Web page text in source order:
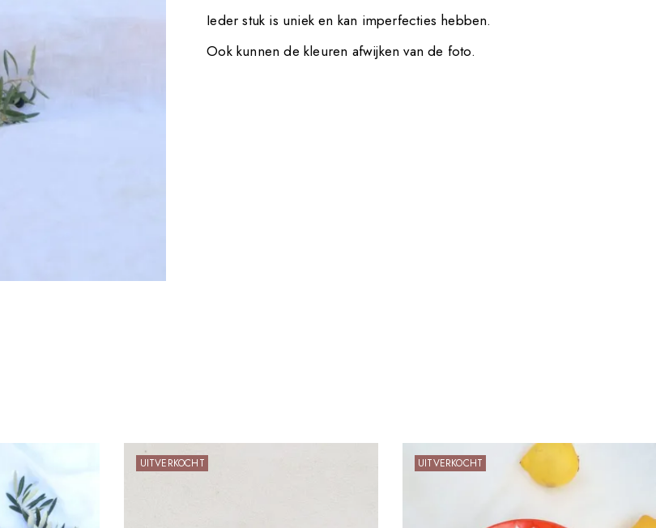
Ieder stuk is uniek en kan imperfecties hebben.
Ook kunnen de kleuren afwijken van de foto.
UITVERKOCHT UITVERKOCHT